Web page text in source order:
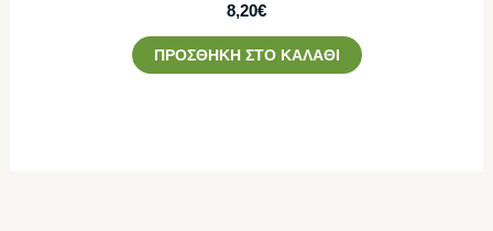
8,20€
ΠΡΟΣΘΉΚΗ ΣΤΟ ΚΑΛΆΘΙ